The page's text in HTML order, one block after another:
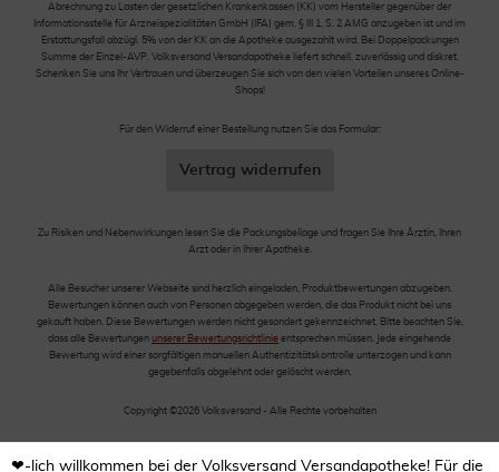
Abrechnung zu Lasten der gesetzlichen Krankenkassen (KK) vom Hersteller gegenüber der
Informationsstelle für Arzneispezialitäten GmbH (IFA) gem. § III 1, S. 2 AMG anzugeben ist und im
Erstattungsfall abzügl. 5% von der KK an die Apotheke ausgezahlt wird. Bei Doppelpackungen
Summe der Einzel-AVP. Volksversand Versandapotheke liefert schnell, zuverlässig und diskret.
Schenken Sie uns Ihr Vertrauen und überzeugen Sie sich von den vielen Vorteilen unseres Online-
Shops!
Für den Widerruf einer Bestellung nutzen Sie das Formular:
Vertrag widerrufen
Zu Risiken und Nebenwirkungen lesen Sie die Packungsbeilage und fragen Sie Ihre Ärztin, Ihren
Arzt oder in Ihrer Apotheke.
Alle Besucher unserer Webseite sind herzlich eingeladen, Produktbewertungen abzugeben.
Bewertungen können auch von Personen abgegeben werden, die das Produkt nicht bei uns
gekauft haben. Diese Bewertungen werden nicht gesondert gekennzeichnet. Bitte beachten Sie,
dass alle Bewertungen unserer Bewertungsrichtlinie entsprechen müssen. Jede eingehende
Bewertung wird einer sorgfältigen manuellen Authentizitätskontrolle unterzogen und kann
gegebenfalls abgelehnt oder gelöscht werden.
Copyright ©2026 Volksversand - Alle Rechte vorbehalten
❤-lich willkommen bei der Volksversand Versandapotheke! Für die